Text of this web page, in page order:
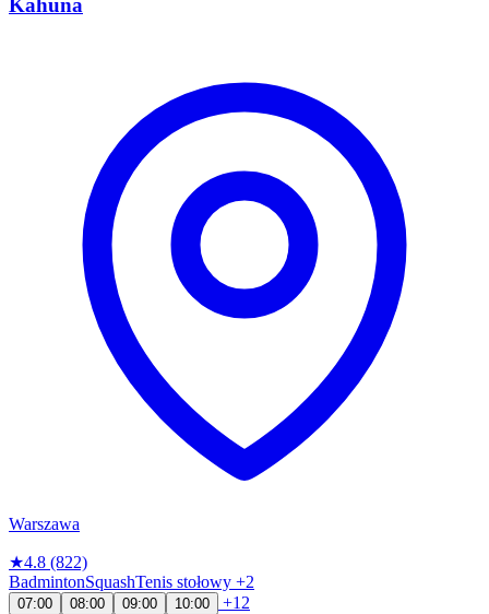
Kahuna
Warszawa
★4.8 (822)
BadmintonSquashTenis stołowy +2
07:00 08:00 09:00 10:00
+12